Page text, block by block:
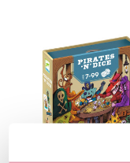
VER PRODUCTO